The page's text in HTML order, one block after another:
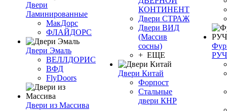
Двери
Ламинированные
МакДорс
ФЛАЙДОРС
Двери Эмаль
ВЕЛЛДОРИС
ВФД
FlyDoors
Двери из Массива
КОНТИНЕНТ
Двери СТРАЖ
Двери ВИД
(Массив
сосны)
+ ЕЩЕ
Двери Китай
Форпост
Стальные
двери КНР